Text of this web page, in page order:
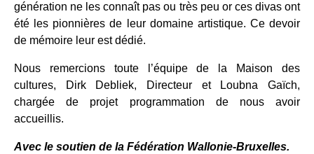
génération ne les connaît pas ou très peu or ces divas ont
été les pionnières de leur domaine artistique. Ce devoir
de mémoire leur est dédié.
Nous remercions toute l’équipe de la Maison des
cultures, Dirk Debliek, Directeur et Loubna Gaïch,
chargée de projet programmation de nous avoir
accueillis.
Avec le soutien de la Fédération Wallonie-Bruxelles.